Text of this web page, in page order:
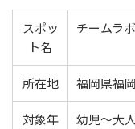
スポッ
ト名
チームラ
所在地 福岡県福
対象年
幼児〜大